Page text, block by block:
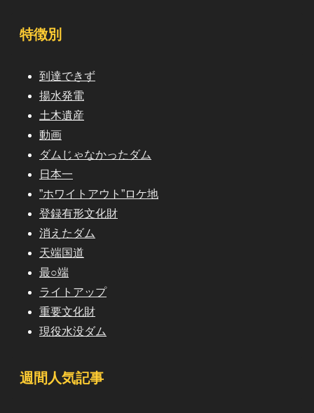
特徴別
到達できず
揚水発電
土木遺産
動画
ダムじゃなかったダム
日本一
”ホワイトアウト”ロケ地
登録有形文化財
消えたダム
天端国道
最○端
ライトアップ
重要文化財
現役水没ダム
週間人気記事